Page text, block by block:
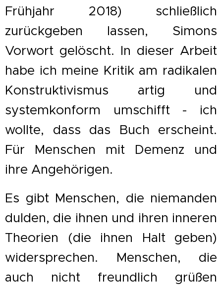
Frühjahr 2018) schließlich
zurückgeben lassen, Simons
Vorwort gelöscht. In dieser Arbeit
habe ich meine Kritik am radikalen
Konstruktivismus artig und
systemkonform umschifft - ich
wollte, dass das Buch erscheint.
Für Menschen mit Demenz und
ihre Angehörigen.
Es gibt Menschen, die niemanden
dulden, die ihnen und ihren inneren
Theorien (die ihnen Halt geben)
widersprechen. Menschen, die
auch nicht freundlich grüßen